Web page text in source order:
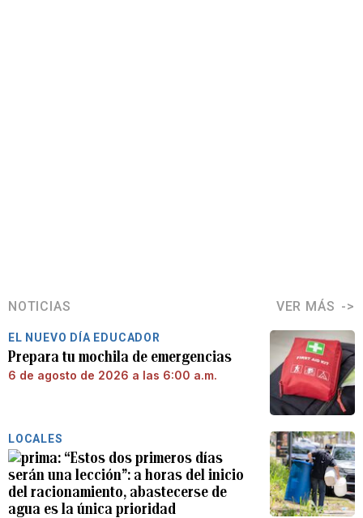
NOTICIAS VER MÁS
EL NUEVO DÍA EDUCADOR
Prepara tu mochila de emergencias
6 de agosto de 2026 a las 6:00 a.m.
LOCALES
“Estos dos primeros días
serán una lección”: a horas del inicio
del racionamiento, abastecerse de
agua es la única prioridad